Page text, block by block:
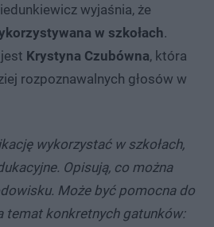
wyjaśnia, że
w szkołach.
Krystyna Czubówna, która
rozpoznawalnych głosów w
wykorzystać w szkołach,
Opisują, co można
Może być pomocna do
temat konkretnych gatunków: